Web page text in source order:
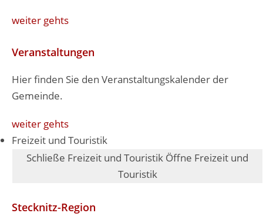
weiter gehts
Veranstaltungen
Hier finden Sie den Veranstaltungskalender der
Gemeinde.
weiter gehts
Freizeit und Touristik
Schließe Freizeit und Touristik Öffne Freizeit und
Touristik
Stecknitz-Region